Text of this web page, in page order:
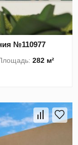
№110977
282 м²